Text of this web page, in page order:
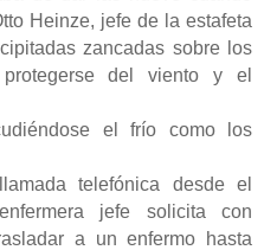
Heinze, jefe de la estafeta
zancadas sobre los
del viento y el
el frío como los
telefónica desde el
jefe solicita con
a un enfermo hasta